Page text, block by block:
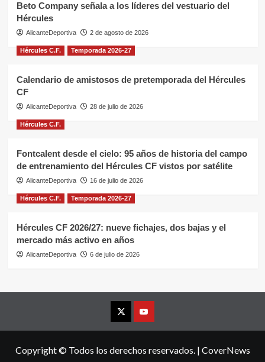
Beto Company señala a los líderes del vestuario del
Hércules
AlicanteDeportiva 2 de agosto de 2026
Hércules C.F. Temporada 2026-27
Calendario de amistosos de pretemporada del Hércules
CF
AlicanteDeportiva 28 de julio de 2026
Hércules C.F.
Fontcalent desde el cielo: 95 años de historia del campo
de entrenamiento del Hércules CF vistos por satélite
AlicanteDeportiva 16 de julio de 2026
Hércules C.F. Temporada 2026-27
Hércules CF 2026/27: nueve fichajes, dos bajas y el
mercado más activo en años
AlicanteDeportiva 6 de julio de 2026
X YouTube
Copyright © Todos los derechos reservados. | CoverNews